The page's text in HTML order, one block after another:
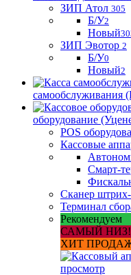
ЗИП Атол 305
Б/У2
Новый
ЗИП Эвотор 2
Б/У0
Новый2
самообслуживания
оборудование
POS
Кассовые
Смарт-
Сканер
Терминал
Рекомендуем
САМЫЙ НИЗ!
ХИТ
просмотр